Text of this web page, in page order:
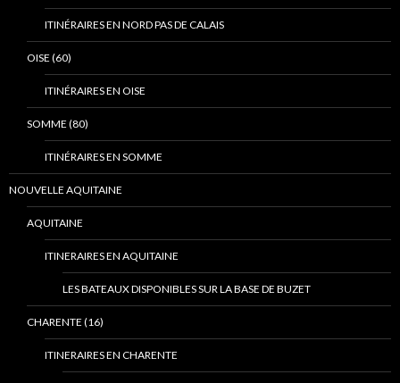
ITINÉRAIRES EN NORD PAS DE CALAIS
OISE (60)
ITINÉRAIRES EN OISE
SOMME (80)
ITINÉRAIRES EN SOMME
NOUVELLE AQUITAINE
AQUITAINE
ITINERAIRES EN AQUITAINE
LES BATEAUX DISPONIBLES SUR LA BASE DE BUZET
CHARENTE (16)
ITINERAIRES EN CHARENTE